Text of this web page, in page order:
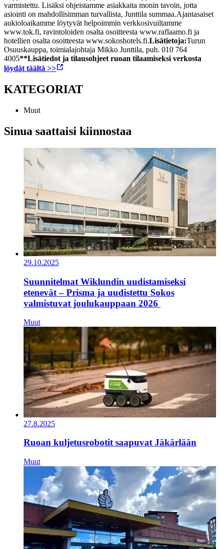
varmistettu. Lisäksi ohjeistamme asiakkaita monin tavoin, jotta
asiointi on mahdollisimman turvallista, Junttila summaa.Ajantasaiset
aukioloaikamme löytyvät helpoimmin verkkosivuiltamme
www.tok.fi, ravintoloiden osalta osoitteesta www.raflaamo.fi ja
hotellien osalta osoitteesta www.sokoshotels.fi.Lisätietoja:Turun
Osuuskauppa, toimialajohtaja Mikko Junttila, puh. 010 764
4005**Lisätiedot ja tilausohjeet ruoan tilaamiseksi verkosta
löydät täältä >>
KATEGORIAT
Muut
Sinua saattaisi kiinnostaa
29.10.2025
Suunnitelmat Wiklundin uudistamiseksi
etenevät – Prisma ja uudistettu Sokos
valmistuvat joulukauppaan 2026
Muut
27.8.2025
Ruoan kuljetusrobotit saapuvat Jäkärlään
Muut